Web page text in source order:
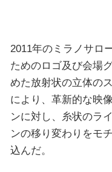
2011年のミラノサロ
ためのロゴ及び会場
めた放射状の立体の
により、革新的な映
ンに対し、糸状のラ
ンの移り変わりをモ
込んだ。